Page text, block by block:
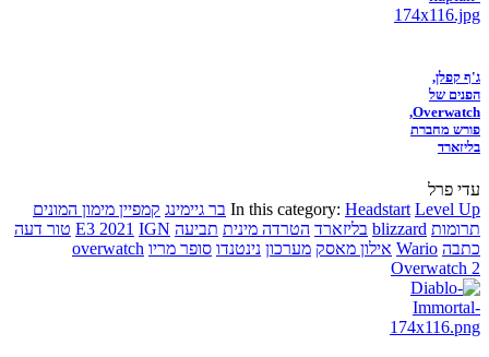
ג'ף קפלן,
הפנים של
Overwatch,
פורש מחברת
בליזארד
עדי פרל
In this category: Headstart Level Up בר גיימינג קמפיין מימון המונים
תרומות blizzard בליזארד הטרדה מינית תביעה E3 2021 IGN
טור דעה
כתבה Wario אילון מאסק מערכון נינטנדו סופר מריו overwatch
Overwatch 2